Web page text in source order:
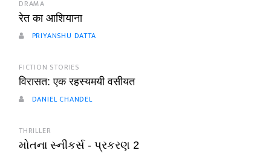
DRAMA
रेत का आशियाना
PRIYANSHU DATTA
FICTION STORIES
विरासत: एक रहस्यमयी वसीयत
DANIEL CHANDEL
THRILLER
મોતના સ્નીકર્સ - પ્રકરણ 2